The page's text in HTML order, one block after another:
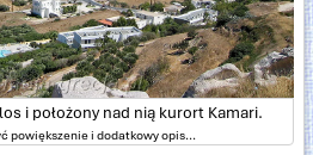
i położony nad nią kurort Kamari.
powiększenie i dodatkowy opis...